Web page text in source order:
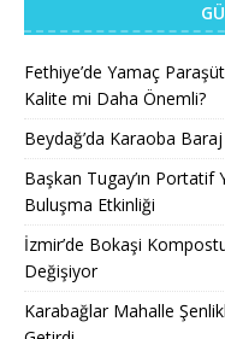
Fethiye’de Yamaç
Kalite mi Daha Önemli?
Beydağ’da Karaoba
Başkan Tugay’ın
Buluşma Etkinliği
İzmir’de Bokaşi
Değişiyor
Karabağlar Mahalle